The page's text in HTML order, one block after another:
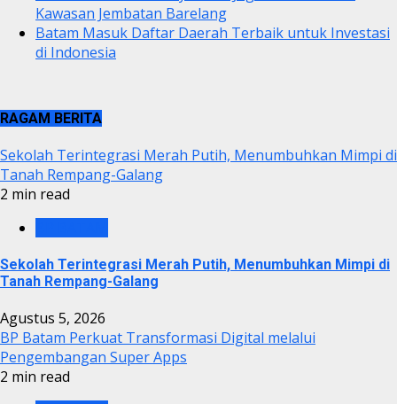
Kawasan Jembatan Barelang
Batam Masuk Daftar Daerah Terbaik untuk Investasi
di Indonesia
RAGAM BERITA
Sekolah Terintegrasi Merah Putih, Menumbuhkan Mimpi di
Tanah Rempang-Galang
2 min read
Sekolah Terintegrasi Merah Putih, Menumbuhkan Mimpi di
Tanah Rempang-Galang
Agustus 5, 2026
BP Batam Perkuat Transformasi Digital melalui
Pengembangan Super Apps
2 min read